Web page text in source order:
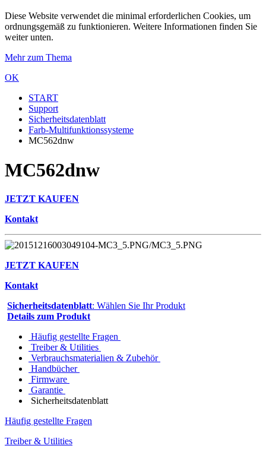
Diese Website verwendet die minimal erforderlichen Cookies, um
ordnungsgemäß zu funktionieren. Weitere Informationen finden Sie
weiter unten.
Mehr zum Thema
OK
START
Support
Sicherheitsdatenblatt
Farb-Multifunktionssysteme
MC562dnw
MC562dnw
JETZT KAUFEN
Kontakt
JETZT KAUFEN
Kontakt
Sicherheitsdatenblatt: Wählen Sie Ihr Produkt
Details zum Produkt
Häufig gestellte Fragen
Treiber & Utilities
Verbrauchsmaterialien & Zubehör
Handbücher
Firmware
Garantie
Sicherheitsdatenblatt
Häufig gestellte Fragen
Treiber & Utilities